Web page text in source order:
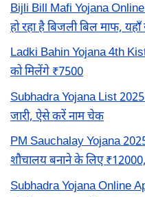
Bijli Bill Mafi Yojana
हो रहा है बिजली बिल माफ,
Ladki Bahin Yojana 4th
को मिलेंगे ₹7500
Subhadra Yojana List 2025:
जारी, ऐसे करें नाम चेक
PM Sauchalay Yojana
शौचालय बनाने के लिए
Subhadra Yojana Online